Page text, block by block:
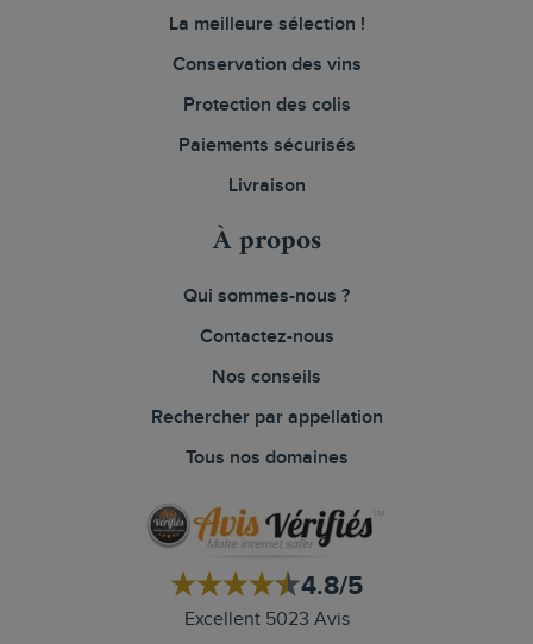
La meilleure sélection !
Conservation des vins
Protection des colis
Paiements sécurisés
Livraison
À propos
Qui sommes-nous ?
Contactez-nous
Nos conseils
Rechercher par appellation
Tous nos domaines
4.8/5
Excellent 5023 Avis